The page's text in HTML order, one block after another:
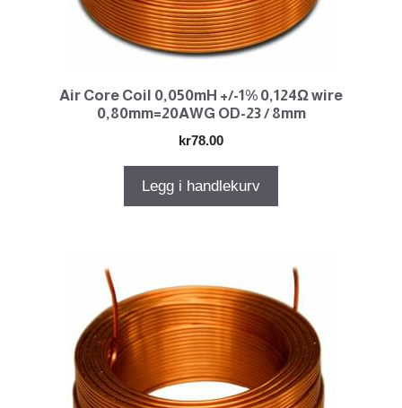
Air Core Coil 0,050mH +/-1% 0,124Ω wire
0,80mm=20AWG OD-23 / 8mm
kr78.00
Legg i handlekurv